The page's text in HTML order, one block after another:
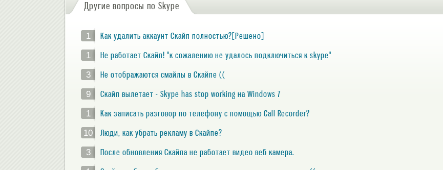
Другие вопросы по Skype
1
Как удалить аккаунт Скайп полностью?[Решено]
1
Не работает Скайп! "к сожалению не удалось подключиться к skype"
3
Не отображаются смайлы в Скайпе ((
9
Скайп вылетает - Skype has stop working на Windows 7
1
Как записать разговор по телефону с помощью Call Recorder?
10
Люди, как убрать рекламу в Скайпе?
3
После обновления Скайпа не работает видео веб камера.